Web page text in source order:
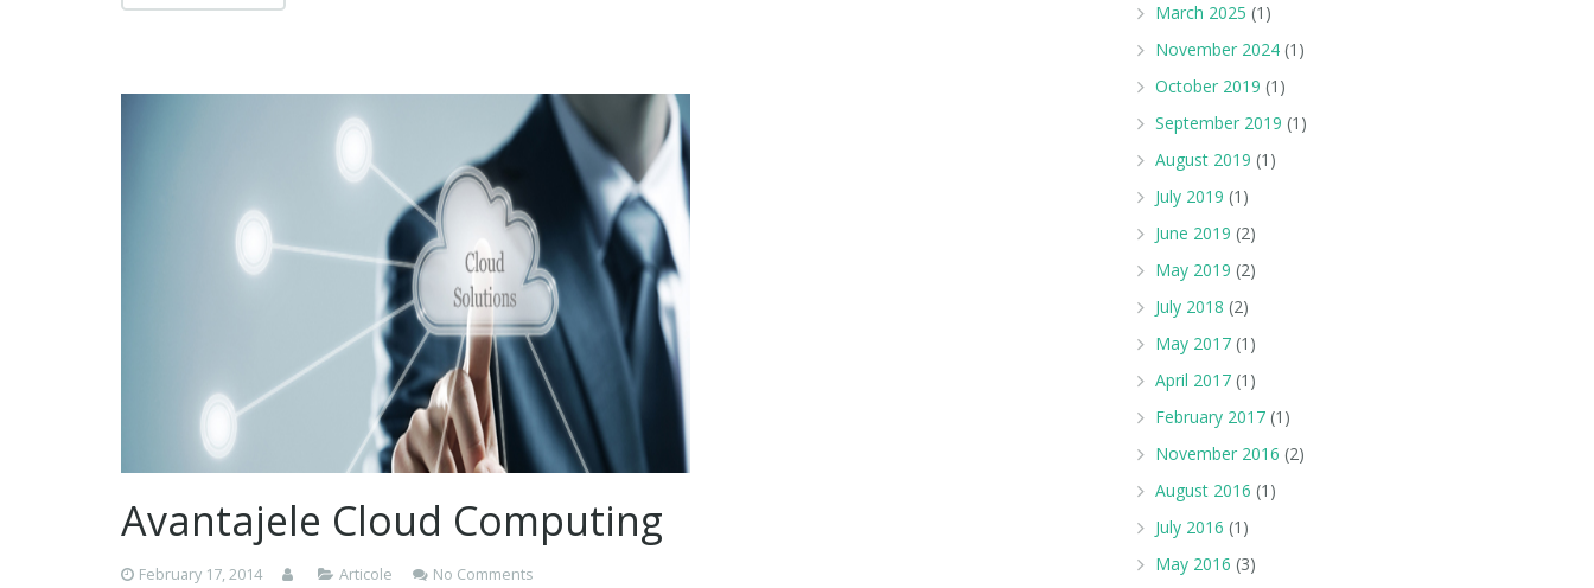
Avantajele Cloud Computing
February 17, 2014 Articole No Comments
March 2025 (1)
November 2024(1)
October 2019 (1)
September 2019 (1)
August 2019 (1)
July 2019 (1)
June 2019 (2)
May 2019 (2)
July 2018 (2)
May 2017(1)
April 2017(1)
February 2017(1)
November 2016 (2)
August 2016 (1)
July 2016 (1)
May 2016 (3)